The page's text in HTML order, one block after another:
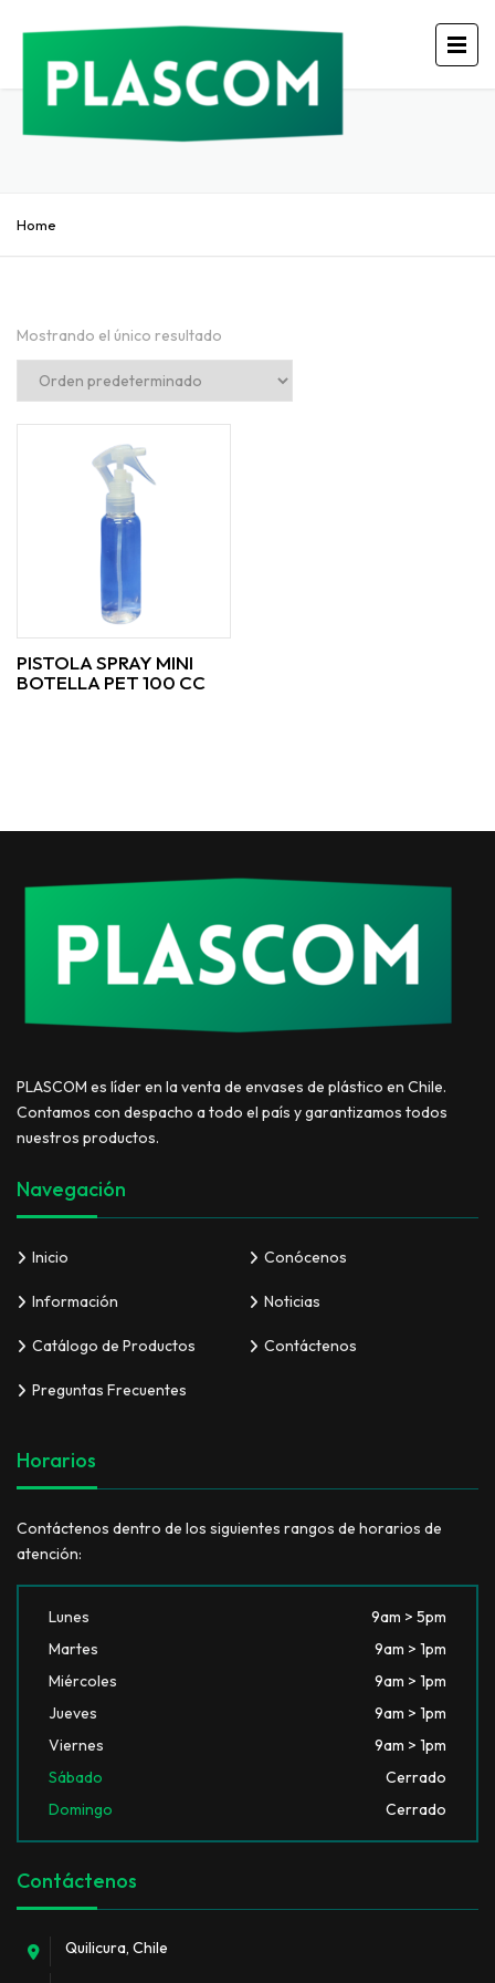
Home
Mostrando el único resultado
PISTOLA SPRAY MINI
BOTELLA PET 100 CC
PLASCOM es líder en la venta de envases de plástico en Chile.
Contamos con despacho a todo el país y garantizamos todos
nuestros productos.
Navegación
Inicio Conócenos
Información Noticias
Catálogo de Productos Contáctenos
Preguntas Frecuentes
Horarios
Contáctenos dentro de los siguientes rangos de horarios de
atención:
Lunes
9am > 5pm
Martes
9am > 1pm
Miércoles
9am > 1pm
Jueves
9am > 1pm
Viernes
9am > 1pm
Sábado
Cerrado
Domingo
Cerrado
Contáctenos
Quilicura, Chile